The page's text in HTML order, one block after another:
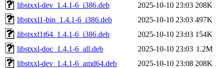
libstxxl-dev_1.4.1-6_i386.deb
2025-10-10 23:03 208K
libstxxl1-bin_1.4.1-6_i386.deb
2025-10-10 23:03 497K
libstxxl1t64_1.4.1-6_i386.deb
2025-10-10 23:03 154K
libstxxl-doc_1.4.1-6_all.deb
2025-10-10 23:03 1.2M
libstxxl-dev_1.4.1-6_amd64.deb
2025-10-10 23:08 208K